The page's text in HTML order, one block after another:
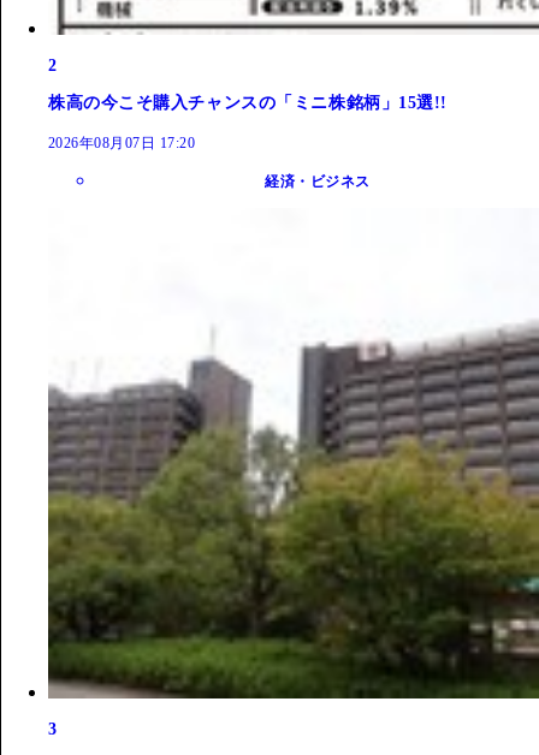
2
株高の今こそ購入チャンスの「ミニ株銘柄」15選!!
2026年08月07日 17:20
経済・ビジネス
3